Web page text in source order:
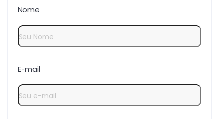
Nome
E-mail